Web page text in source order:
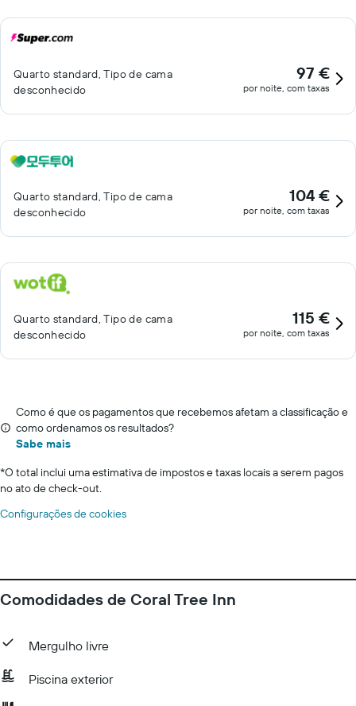
Quarto standard, Tipo de cama
desconhecido
97 €
por noite, com taxas
Quarto standard, Tipo de cama
desconhecido
104 €
por noite, com taxas
Quarto standard, Tipo de cama
desconhecido
115 €
por noite, com taxas
Como é que os pagamentos que recebemos afetam a classificação e
como ordenamos os resultados?
Sabe mais
*O total inclui uma estimativa de impostos e taxas locais a serem pagos
no ato de check-out.
Configurações de cookies
Comodidades de Coral Tree Inn
Mergulho livre
Piscina exterior